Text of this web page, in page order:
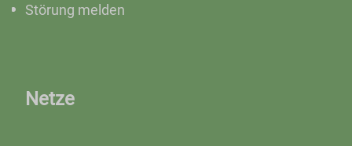
Störung melden
Netze